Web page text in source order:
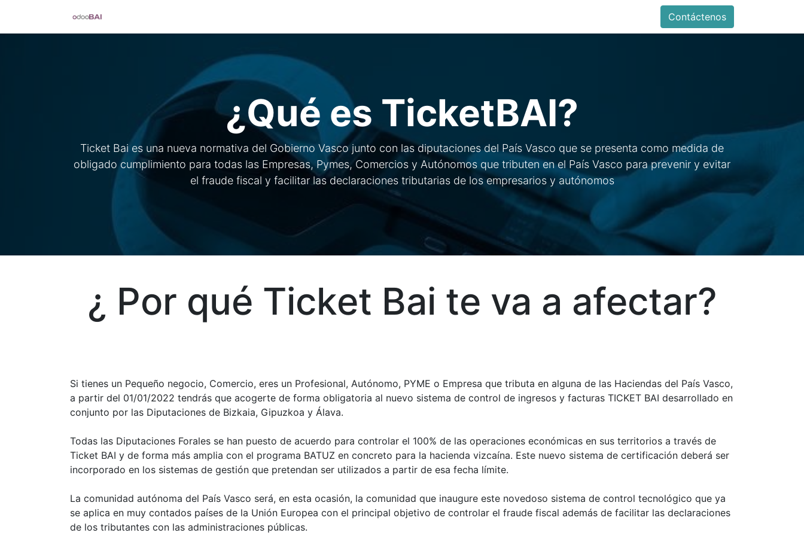
Contáctenos
¿Qué es TicketBAI?
Ticket Bai es una nueva normativa del Gobierno Vasco junto con las diputaciones del País Vasco que se presenta como medida de
obligado cumplimiento para todas las Empresas, Pymes, Comercios y Autónomos que tributen en el País Vasco para prevenir y evitar
el fraude fiscal y facilitar las declaraciones tributarias de los empresarios y autónomos
¿ Por qué Ticket Bai te va a afectar?
Si tienes un Pequeño negocio, Comercio, eres un Profesional, Autónomo, PYME o Empresa que tributa en alguna de las Haciendas del País Vasco,
a partir del 01/01/2022 tendrás que acogerte de forma obligatoria al nuevo sistema de control de ingresos y facturas TICKET BAI desarrollado en
conjunto por las Diputaciones de Bizkaia, Gipuzkoa y Álava.
Todas las Diputaciones Forales se han puesto de acuerdo para controlar el 100% de las operaciones económicas en sus territorios a través de
Ticket BAI y de forma más amplia con el programa BATUZ en concreto para la hacienda vizcaína. Este nuevo sistema de certificación deberá ser
incorporado en los sistemas de gestión que pretendan ser utilizados a partir de esa fecha límite.
La comunidad autónoma del País Vasco será, en esta ocasión, la comunidad que inaugure este novedoso sistema de control tecnológico que ya
se aplica en muy contados países de la Unión Europea con el principal objetivo de controlar el fraude fiscal además de facilitar las declaraciones
de los tributantes con las administraciones públicas.